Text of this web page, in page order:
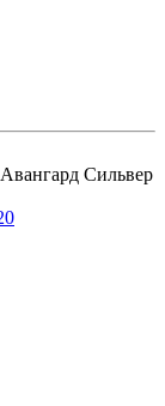
Авангард Сильвер